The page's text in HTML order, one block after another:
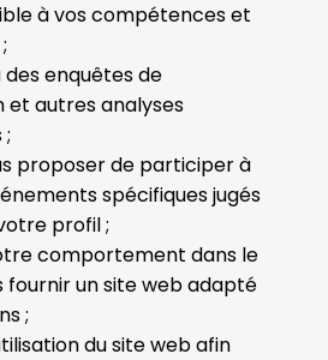
à vos compétences et
enquêtes de
et autres analyses
proposer de participer à
spécifiques jugés
profil ;
comportement dans le
fournir un site web adapté
;
du site web afin